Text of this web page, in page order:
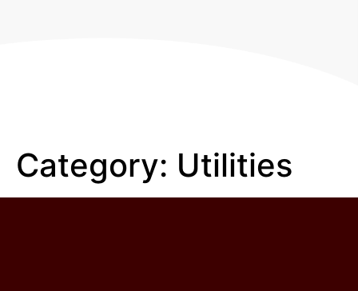
Category: Utilities